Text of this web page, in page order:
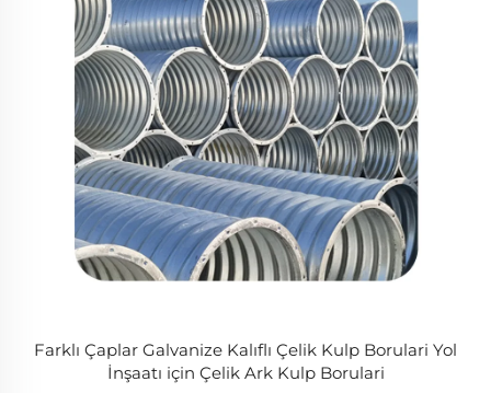
Farklı Çaplar Galvanize Kalıflı Çelik Kulp Borulari Yol
İnşaatı için Çelik Ark Kulp Borulari